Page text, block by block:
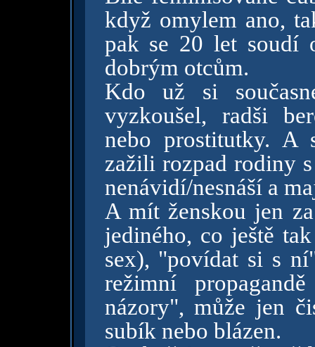
když omylem ano,
pak se 20 let soudí
dobrým otcům.
Kdo už si
vyzkoušel, radši
nebo prostitutky.
zažili rozpad rodiny
nenávidí/nesnáší a
A mít ženskou jen
jediného, co ještě
sex), "povídat si s
režimní
názory", může jen
subík nebo blázen.